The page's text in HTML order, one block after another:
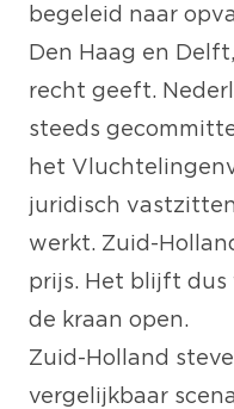
begeleid naar
Den Haag en
recht geeft.
steeds
het
juridisch
werkt. Zuid-
prijs. Het blijft
de kraan open.
Zuid-Holland
vergelijkbaar